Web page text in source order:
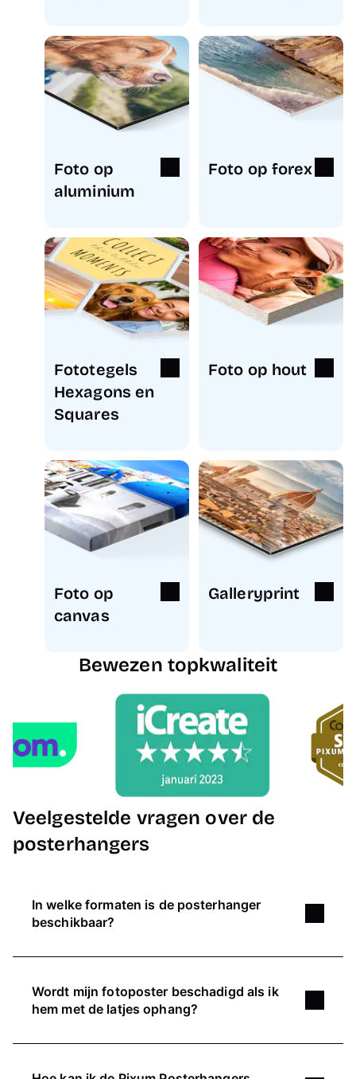
Foto op
aluminium
Foto op forex
Fototegels
Hexagons en
Squares
Foto op hout
Foto op
canvas
Galleryprint
Bewezen topkwaliteit
Veelgestelde vragen over de
posterhangers
In welke formaten is de posterhanger
beschikbaar?
De magnetische posterhanger is verkrijgbaar in
en 51 cm, voor de volgende posterformaten:
Vierkant: van 20x20 tot 50x50 cm
Wordt mijn fotoposter beschadigd als ik
hem met de latjes ophang?
Nee, de poster wordt niet beschadigd door de